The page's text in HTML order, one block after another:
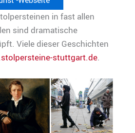
in fast allen
sind dramatische
Viele dieser Geschichten
stuttgart.de.